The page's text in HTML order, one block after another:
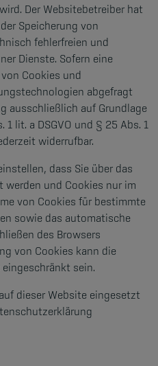
Der Websitebetreiber hat
Speicherung von
fehlerfreien und
Dienste. Sofern eine
Cookies und
abgefragt
ausschließlich auf Grundlage
lit. a DSGVO und § 25 Abs. 1
widerrufbar.
dass Sie über das
werden und Cookies nur im
von Cookies für bestimmte
sowie das automatische
des Browsers
von Cookies kann die
sein.
dieser Website eingesetzt